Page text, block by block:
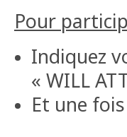
Pour
Indiquez
« WILL
Et une